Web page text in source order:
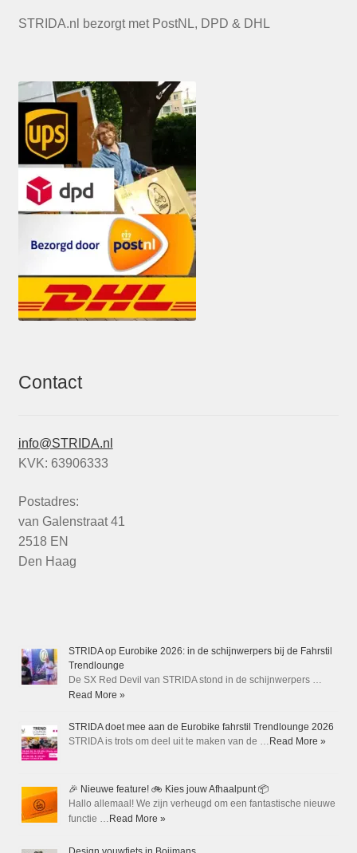
STRIDA.nl bezorgt met PostNL, DPD & DHL
Contact
info@STRIDA.nl
KVK: 63906333
Postadres:
van Galenstraat 41
2518 EN
Den Haag
STRIDA op Eurobike 2026: in de schijnwerpers bij de Fahrstil
Trendlounge
De SX Red Devil van STRIDA stond in de schijnwerpers …
Read More »
STRIDA doet mee aan de Eurobike fahrstil Trendlounge 2026
STRIDA is trots om deel uit te maken van de … Read More »
🎉 Nieuwe feature! 🚲 Kies jouw Afhaalpunt 📦
Hallo allemaal! We zijn verheugd om een fantastische nieuwe
functie … Read More »